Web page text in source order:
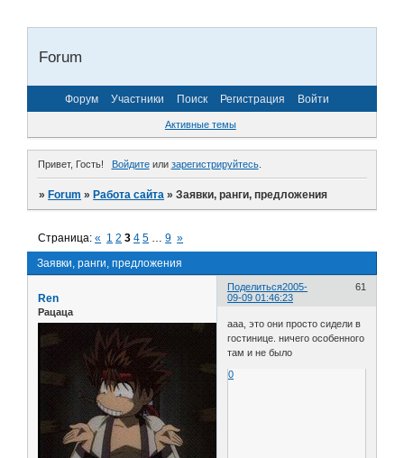
Forum
Форум Участники Поиск Регистрация Войти
Активные темы
Привет, Гость! Войдитеили зарегистрируйтесь.
»Forum »Работа сайта »Заявки, ранги, предложения
Заявки, ранги, предложения
Страница:« 1 2 3 4 5 … 9 »
Поделиться 61
2005-
09-09 01:46:23
Ren
Рацаца
ааа, это они просто сидели в
гостинице. ничего особенного
там и не было
0